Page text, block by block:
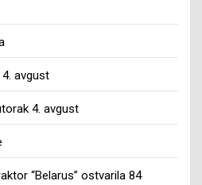
avgust
4. avgust
“Belarus” ostvarila 84